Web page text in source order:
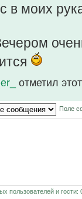
в моих
отметил
Поле
пользователей и гости: